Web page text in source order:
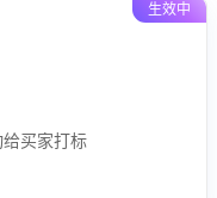
生效中
给买家打标